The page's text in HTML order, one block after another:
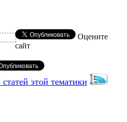
Оцените
сайт
этой тематики